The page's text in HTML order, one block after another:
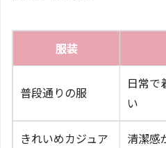
服装
普段通りの服
日常で
い
きれいめカジュア
清潔感